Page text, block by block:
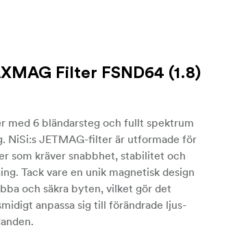
Filter FSND64 (1.8)
med 6 bländarsteg och fullt spektrum
NiSi:s JETMAG-filter är utformade för
som kräver snabbhet, stabilitet och
Tack vare en unik magnetisk design
och säkra byten, vilket gör det
anpassa sig till förändrade ljus-